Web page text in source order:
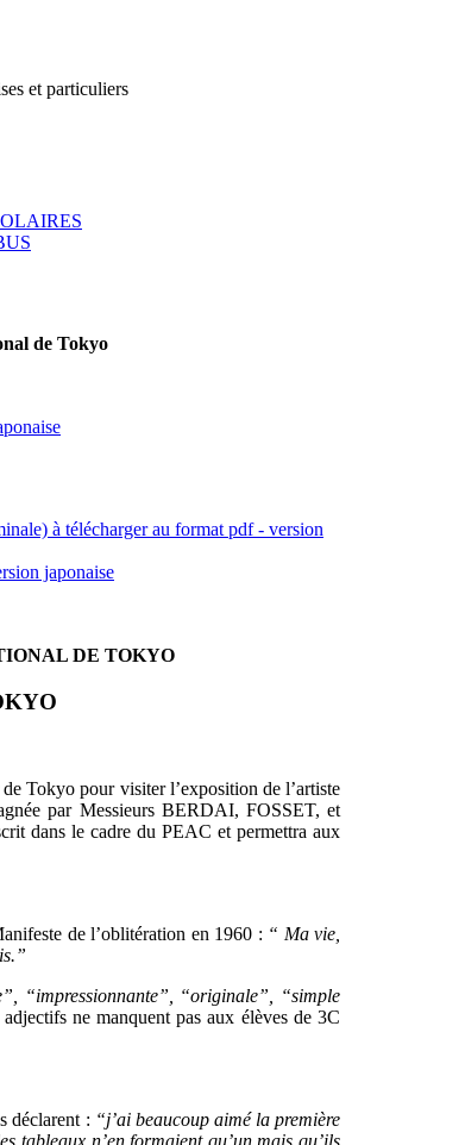
et particuliers
de Tokyo
à télécharger au format pdf - version
japonaise
DE TOKYO
Tokyo pour visiter l’exposition de l’artiste
par Messieurs BERDAI, FOSSET, et
dans le cadre du PEAC et permettra aux
de l’oblitération en 1960 : “ Ma vie,
“impressionnante”, “originale”, “simple
adjectifs ne manquent pas aux élèves de 3C
déclarent : “j’ai beaucoup aimé la première
tableaux n’en formaient qu’un mais qu’ils